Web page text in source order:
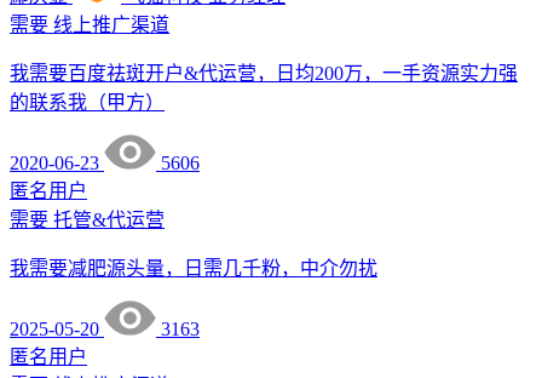
需要 线上推广渠道
我需要百度祛斑开户&代运营，日均200万，一手资源实力强
的联系我（甲方）
2020-06-23
5606
匿名用户
需要 托管&代运营
我需要减肥源头量，日需几千粉，中介勿扰
2025-05-20
3163
匿名用户